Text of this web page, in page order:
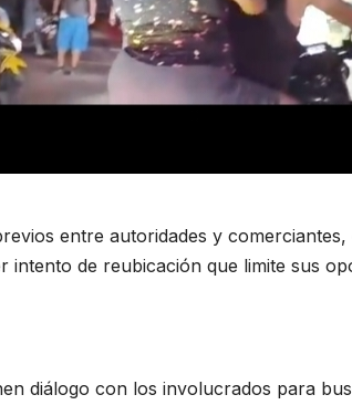
entre autoridades y comerciantes,
intento de reubicación que limite sus
diálogo con los involucrados para